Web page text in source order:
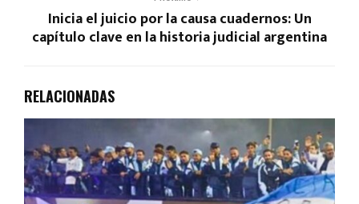
Inicia el juicio por la causa cuadernos: Un
capítulo clave en la historia judicial argentina
RELACIONADAS